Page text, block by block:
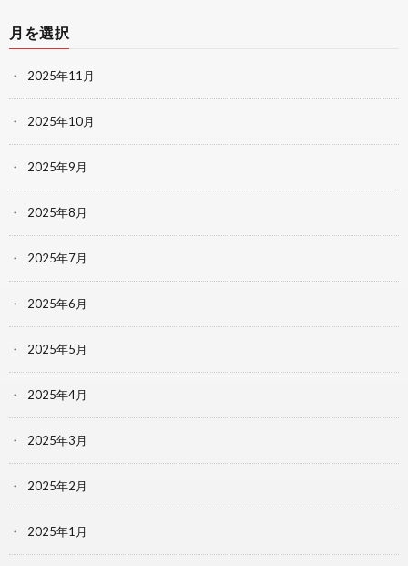
月を選択
2025年11月
2025年10月
2025年9月
2025年8月
2025年7月
2025年6月
2025年5月
2025年4月
2025年3月
2025年2月
2025年1月